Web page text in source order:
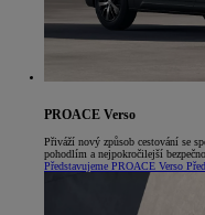
PROACE Verso
Přiváží nový způsob cestování se
pohodlím a nejpokročilejší
Představujeme PROACE Verso